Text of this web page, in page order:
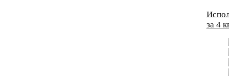
за 4